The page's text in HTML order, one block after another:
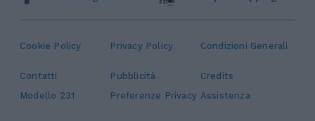
Cookie Policy Privacy Policy Condizioni Generali
Contatti Pubblicità
Credits
Modello 231
Preferenze Privacy Assistenza